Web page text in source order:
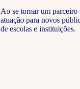
Ao se tornar um
atuação para novos
de escolas e instituições.